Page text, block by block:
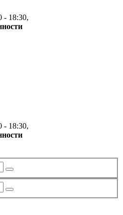
- 18:30,
- 18:30,